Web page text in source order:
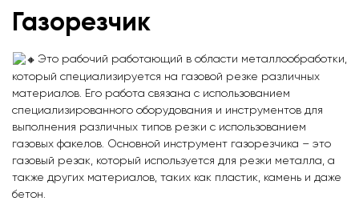
Газорезчик
Это рабочий работающий в области металлообработки,
который специализируется на газовой резке различных
материалов. Его работа связана с использованием
специализированного оборудования и инструментов для
выполнения различных типов резки с использованием
газовых факелов. Основной инструмент газорезчика – это
газовый резак, который используется для резки металла, а
также других материалов, таких как пластик, камень и даже
бетон.